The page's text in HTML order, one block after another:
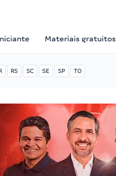
Materiais gratuitos
RS SC SE SP TO